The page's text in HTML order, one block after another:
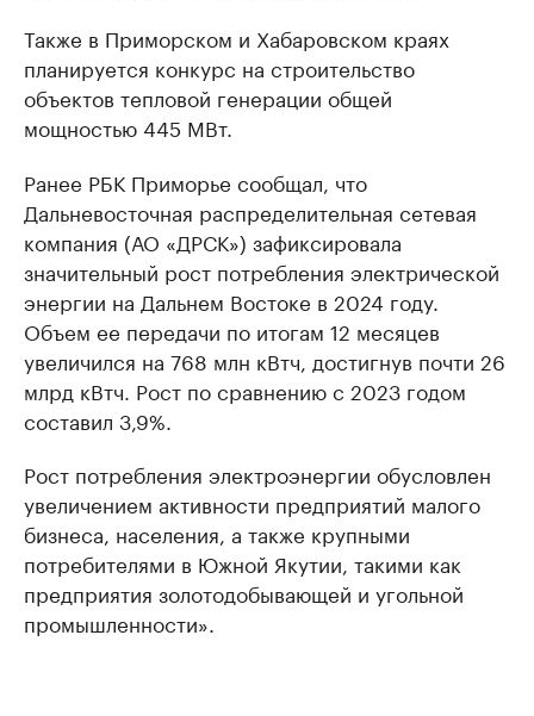
Также в Приморском и Хабаровском краях
планируется конкурс на строительство
объектов тепловой генерации общей
мощностью 445 МВт.
Ранее РБК Приморье сообщал, что
Дальневосточная распределительная сетевая
компания (АО «ДРСК») зафиксировала
значительный рост потребления электрической
энергии на Дальнем Востоке в 2024 году.
Объем ее передачи по итогам 12 месяцев
увеличился на 768 млн кВтч, достигнув почти 26
млрд кВтч. Рост по сравнению с 2023 годом
составил 3,9%.
Рост потребления электроэнергии обусловлен
увеличением активности предприятий малого
бизнеса, населения, а также крупными
потребителями в Южной Якутии, такими как
предприятия золотодобывающей и угольной
промышленности».